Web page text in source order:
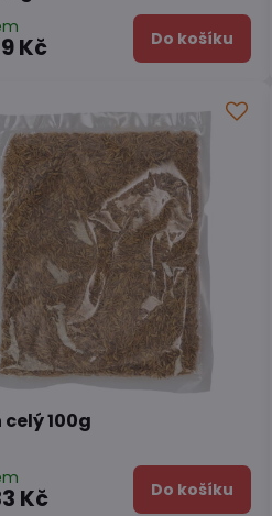
Kč Do košíku
100g
Kč Do košíku